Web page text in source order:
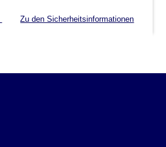
Zu den Sicherheitsinformationen